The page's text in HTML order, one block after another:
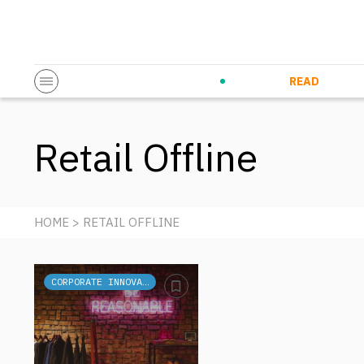
READ
Retail Offline
HOME > RETAIL OFFLINE
CORPORATE INNOVATION